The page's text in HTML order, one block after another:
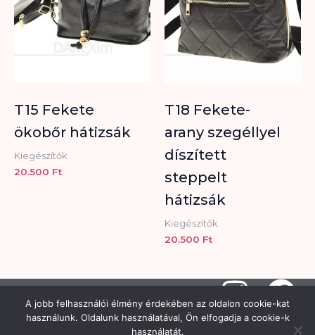
T15 Fekete
ökobőr hátizsák
Kiegészítők
20.500 Ft
T18 Fekete-
arany szegéllyel
díszített
steppelt
hátizsák
Kiegészítők
20.500 Ft
I
n
F
a
Adatkezelési tájékoztató-
Copyright © 2026 Hisztéria Női
Divatüzlet | Minden jog fenntartva |
A jobb felhasználói élmény érdekében az oldalon cookie-kat
használunk. Oldalunk használatával, Ön elfogadja a cookie-k
használatát.